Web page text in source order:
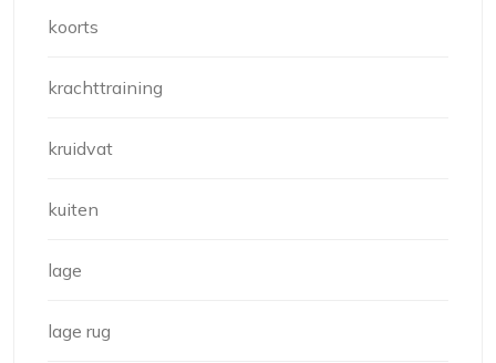
koorts
krachttraining
kruidvat
kuiten
lage
lage rug